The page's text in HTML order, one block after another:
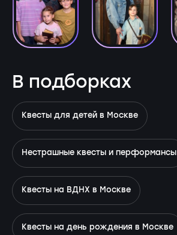
В подборках
Квесты для детей в Москве
Нестрашные квесты и перформансы
Квесты на ВДНХ в Москве
Квесты на день рождения в Москве